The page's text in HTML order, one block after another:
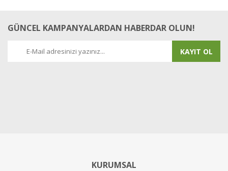
GÜNCEL KAMPANYALARDAN HABERDAR OLUN!
KAYIT OL
KURUMSAL